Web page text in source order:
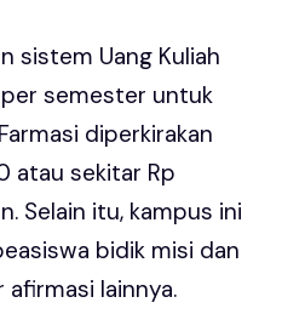
sistem Uang Kuliah
per semester untuk
diperkirakan
atau sekitar Rp
Selain itu, kampus ini
bidik misi dan
afirmasi lainnya.